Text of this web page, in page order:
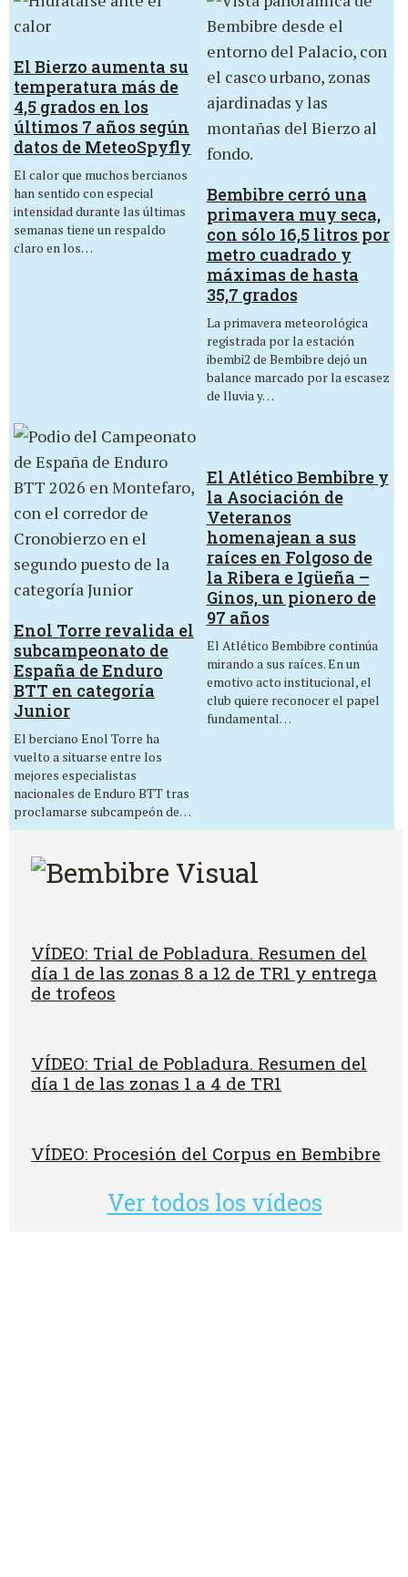
El Bierzo aumenta su
temperatura más de
4,5 grados en los
últimos 7 años según
datos de MeteoSpyfly
El calor que muchos bercianos
han sentido con especial
intensidad durante las últimas
semanas tiene un respaldo
claro en los…
Bembibre cerró una
primavera muy seca,
con sólo 16,5 litros por
metro cuadrado y
máximas de hasta
35,7 grados
La primavera meteorológica
registrada por la estación
ibembi2 de Bembibre dejó un
balance marcado por la escasez
de lluvia y…
Enol Torre revalida el
subcampeonato de
España de Enduro
BTT en categoría
Junior
El berciano Enol Torre ha
vuelto a situarse entre los
mejores especialistas
nacionales de Enduro BTT tras
proclamarse subcampeón de…
El Atlético Bembibre y
la Asociación de
Veteranos
homenajean a sus
raíces en Folgoso de
la Ribera e Igüeña –
Ginos, un pionero de
97 años
El Atlético Bembibre continúa
mirando a sus raíces. En un
emotivo acto institucional, el
club quiere reconocer el papel
fundamental…
VÍDEO: Trial de Pobladura. Resumen del
día 1 de las zonas 8 a 12 de TR1 y entrega
de trofeos
VÍDEO: Trial de Pobladura. Resumen del
día 1 de las zonas 1 a 4 de TR1
VÍDEO: Procesión del Corpus en Bembibre
Ver todos los vídeos